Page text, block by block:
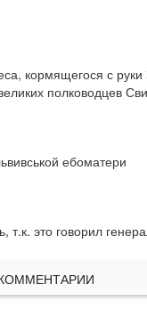
кормящегося с
полководцев
ебоматери
это говорил